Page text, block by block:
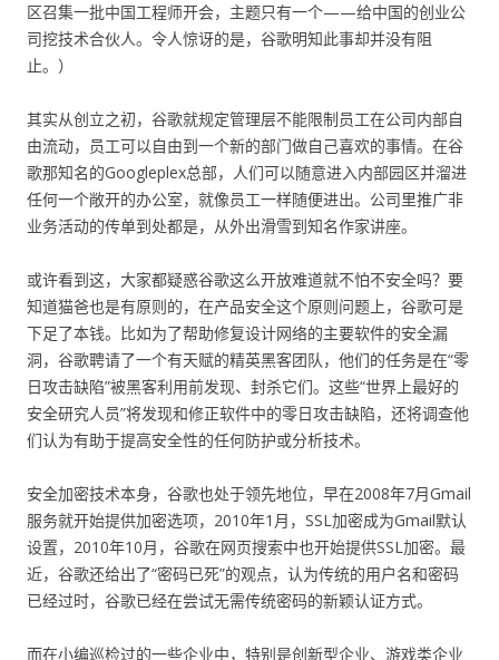
区召集一批中国工程师开会，主题只有一个——给中国的创业公
司挖技术合伙人。令人惊讶的是，谷歌明知此事却并没有阻
止。）
其实从创立之初，谷歌就规定管理层不能限制员工在公司内部自
由流动，员工可以自由到一个新的部门做自己喜欢的事情。在谷
歌那知名的Googleplex总部，人们可以随意进入内部园区并溜进
任何一个敞开的办公室，就像员工一样随便进出。公司里推广非
业务活动的传单到处都是，从外出滑雪到知名作家讲座。
或许看到这，大家都疑惑谷歌这么开放难道就不怕不安全吗？要
知道猫爸也是有原则的，在产品安全这个原则问题上，谷歌可是
下足了本钱。比如为了帮助修复设计网络的主要软件的安全漏
洞，谷歌聘请了一个有天赋的精英黑客团队，他们的任务是在“零
日攻击缺陷”被黑客利用前发现、封杀它们。这些“世界上最好的
安全研究人员”将发现和修正软件中的零日攻击缺陷，还将调查他
们认为有助于提高安全性的任何防护或分析技术。
安全加密技术本身，谷歌也处于领先地位，早在2008年7月Gmail
服务就开始提供加密选项，2010年1月，SSL加密成为Gmail默认
设置，2010年10月，谷歌在网页搜索中也开始提供SSL加密。最
近，谷歌还给出了“密码已死”的观点，认为传统的用户名和密码
已经过时，谷歌已经在尝试无需传统密码的新颖认证方式。
而在小编巡检过的一些企业中，特别是创新型企业、游戏类企业